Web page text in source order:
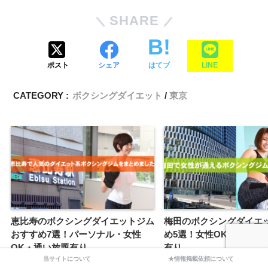
SHARE
ポスト シェア はてブ LINE
CATEGORY : ボクシングダイエット 東京
恵比寿のボクシングダイエットジム
おすすめ7選！パーソナル・女性
OK・通い放題有り
梅田のボクシングダイエ
め5選！女性OK・通い放
有り
当サイトについて ★情報掲載依頼について